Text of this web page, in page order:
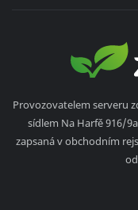
Provozovatelem serveru
sídlem Na Harfě 916/
zapsaná v obchodním